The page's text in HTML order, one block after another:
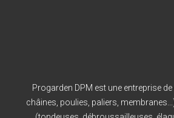
Progarden DPM est une entreprise de
châines, poulies, paliers,